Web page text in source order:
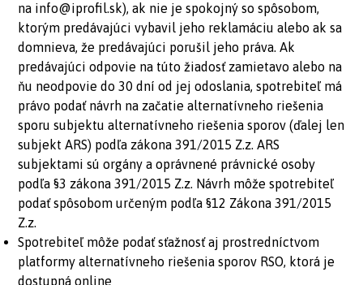
na info@iprofil.sk), ak nie je spokojný so spôsobom,
ktorým predávajúci vybavil jeho reklamáciu alebo ak sa
domnieva, že predávajúci porušil jeho práva. Ak
predávajúci odpovie na túto žiadosť zamietavo alebo na
ňu neodpovie do 30 dní od jej odoslania, spotrebiteľ má
právo podať návrh na začatie alternatívneho riešenia
sporu subjektu alternatívneho riešenia sporov (ďalej len
subjekt ARS) podľa zákona 391/2015 Z.z. ARS
subjektami sú orgány a oprávnené právnické osoby
podľa §3 zákona 391/2015 Z.z. Návrh môže spotrebiteľ
podať spôsobom určeným podľa §12 Zákona 391/2015
Z.z.
Spotrebiteľ môže podať sťažnosť aj prostredníctvom
platformy alternatívneho riešenia sporov RSO, ktorá je
dostupná online